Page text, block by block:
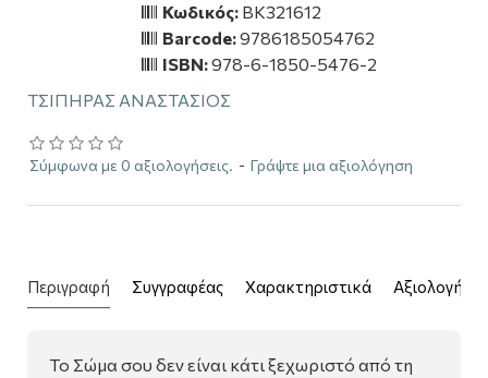
ΤΣΙΠΗΡΑΣ ΑΝΑΣΤΑΣΙΟΣ
Σύμφωνα με 0 αξιολογήσεις. - Γράψτε μια αξιολόγηση
Κωδικός: BK321612
Barcode:9786185054762
ISBN:978-6-1850-5476-2
Περιγραφή Συγγραφέας Χαρακτηριστικά
Το Σώμα σου δεν είναι κάτι ξεχωριστό από τη